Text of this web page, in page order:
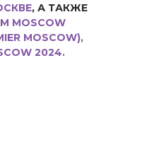
, А ТАКЖЕ
MOSCOW
MOSCOW),
2024.